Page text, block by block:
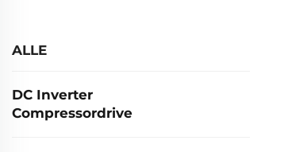
ALLE
DC Inverter
Compressordrive